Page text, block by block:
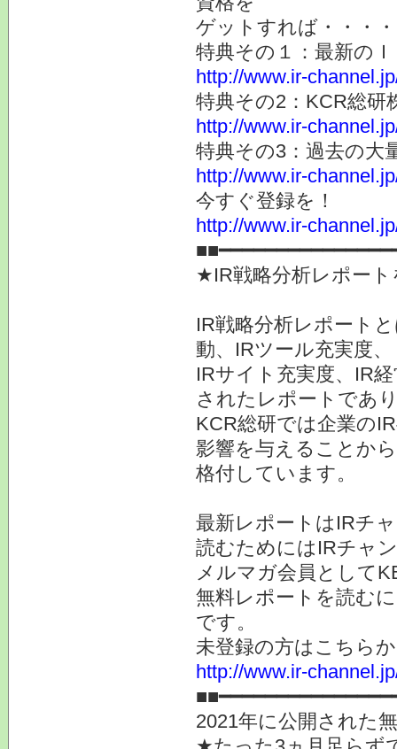
ゲットすれば・・・・
特典その１：最新の
http://www.ir-
特典その2：KCR総研
http://www.ir-
特典その3：過去の大
http://www.ir-
今すぐ登録を！
http://www.ir-
★IR戦略分析レポー
IR戦略分析レポート
動、IRツール充実度、
IRサイト充実度、IR
されたレポートであ
KCR総研では企業の
影響を与えることから
格付しています。
最新レポートはIRチ
読むためにはIRチャ
メルマガ会員として
無料レポートを読む
です。
未登録の方はこちら
http://www.ir-
2021年に公開された